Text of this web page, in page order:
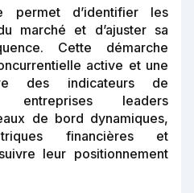
permet d’identifier les
marché et d’ajuster sa
Cette démarche
active et une
des indicateurs de
entreprises leaders
de bord dynamiques,
financières et
leur positionnement